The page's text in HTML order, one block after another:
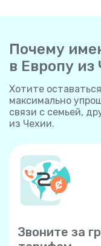
Почему
в Европу из
Хотите
максимально
связи с семьей,
из Чехии.
Звоните за